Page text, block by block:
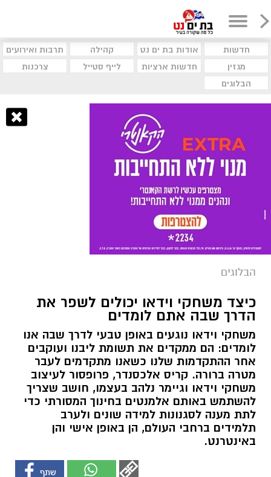
חדשות אודות בת ים נט קהילה
תרבות ואירועים
מגזין
חדשות ארציות לייף סטייל
צרכנות
הבלוגים
הבלוגים
כיצד משחקי וידאו יכולים לשפר את
הדרך שבה אתם לומדים
משחקי וידאו נוגעים באופן טבעי לדרך שבה אנו
לומדים: הם ממקדים את תשומת ליבנו ועוקבים
אחר ההתקדמות שלנו כשאנו מתקדמים לעבר
מטרה ברורה. קריס אלכסנדר, פרופסור לעיצוב
משחקי וידאו וגיימר נלהב בעצמו, חושב שצריך
להשתמש באותם אלמנטים בחינוך המסורתי כדי
לתת מענה לסגנונות למידה שונים ולערב
תלמידים ברחבי העולם, הן באופן אישי והן
באינטרנט.